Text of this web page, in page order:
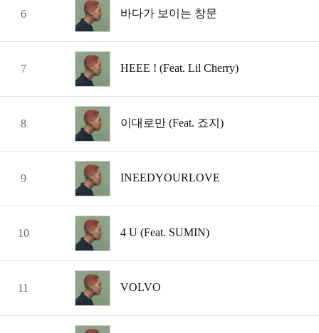
6 바다가 보이는 창문
7 HEEE ! (Feat. Lil Cherry)
8 이대로만 (Feat. 죠지)
9 INEEDYOURLOVE
10 4 U (Feat. SUMIN)
11 VOLVO